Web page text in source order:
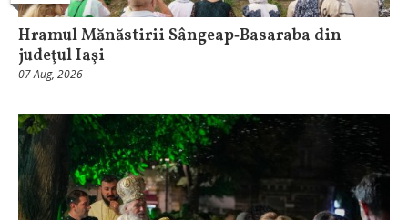
Hramul Mănăstirii Sângeap‑Basaraba din
judeţul Iaşi
07 Aug, 2026